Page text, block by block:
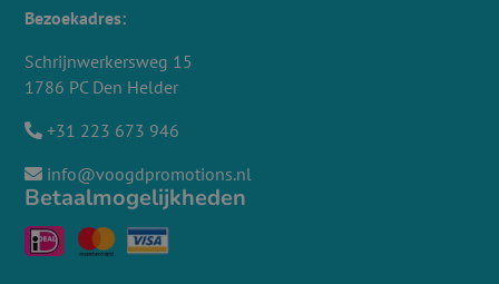
Bezoekadres:
Schrijnwerkersweg 15
1786 PC Den Helder
+31 223 673 946
info@voogdpromotions.nl
Betaalmogelijkheden